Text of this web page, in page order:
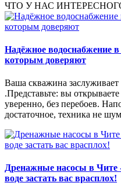
ЧТО У НАС
Надёжное водоснабжение
которым доверяют
Ваша скважина заслуживает
.Представьте: вы
уверенно, без перебоев.
достаточное, техника не
Дренажные насосы в Чите
воде застать вас врасплох!